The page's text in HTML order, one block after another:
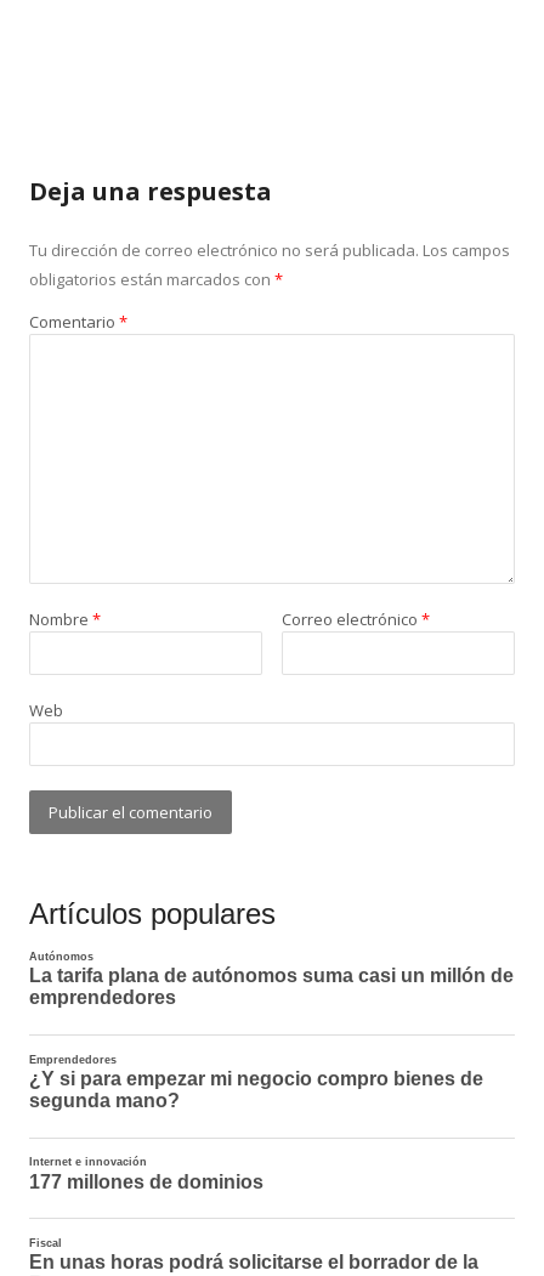
Deja una respuesta
Tu dirección de correo electrónico no será publicada. Los campos
obligatorios están marcados con *
Comentario *
Nombre * Correo electrónico *
Web
Artículos populares